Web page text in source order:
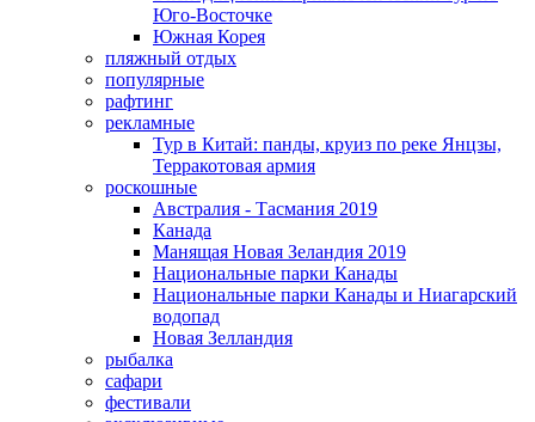
Юго-Восточке
Южная Корея
пляжный отдых
популярные
рафтинг
рекламные
Тур в Китай: панды, круиз по реке Янцзы,
Терракотовая армия
роскошные
Австралия - Тасмания 2019
Канада
Манящая Новая Зеландия 2019
Национальные парки Канады
Национальные парки Канады и Ниагарский
водопад
Новая Зелландия
рыбалка
сафари
фестивали